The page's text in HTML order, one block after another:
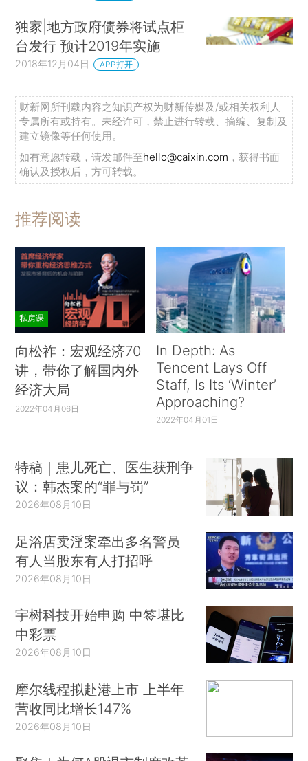
独家|地方政府债券将试点柜
台发行 预计2019年实施
2018年12月04日 APP打开
财新网所刊载内容之知识产权为财新传媒及/或相关权利人
专属所有或持有。未经许可，禁止进行转载、摘编、复制及
建立镜像等任何使用。
如有意愿转载，请发邮件至hello@caixin.com ，获得书面
确认及授权后，方可转载。
推荐阅读
私房课
向松祚：宏观经济70
讲，带你了解国内外
经济大局
2022年04月06日
In Depth: As
Tencent Lays Off
Staff, Is Its ‘Winter’
Approaching?
2022年04月01日
特稿｜患儿死亡、医生获刑争
议：韩杰案的“罪与罚”
2026年08月10日
足浴店卖淫案牵出多名警员
有人当股东有人打招呼
2026年08月10日
宇树科技开始申购 中签堪比
中彩票
2026年08月10日
摩尔线程拟赴港上市 上半年
营收同比增长147%
2026年08月10日